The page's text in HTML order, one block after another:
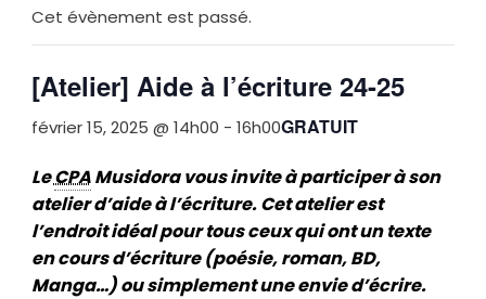
Cet évènement est passé.
[Atelier] Aide à l’écriture 24-25
février 15, 2025 @ 14h00 - 16h00GRATUIT
LeCPAMusidora vous invite à participer à son
atelier d’aide à l’écriture. Cet atelier est
l’endroit idéal pour tous ceux qui ont un texte
en cours d’écriture (poésie, roman, BD,
Manga…) ou simplement une envie d’écrire.